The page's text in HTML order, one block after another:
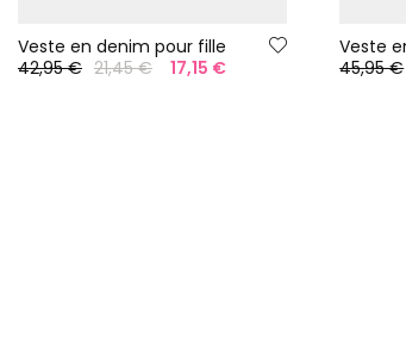
Veste en denim pour fille
42,95 € 21,45 € 17,15 €
45,95 €